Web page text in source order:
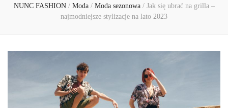
NUNC FASHION / Moda / Moda sezonowa / Jak się ubrać na grilla –
najmodniejsze stylizacje na lato 2023